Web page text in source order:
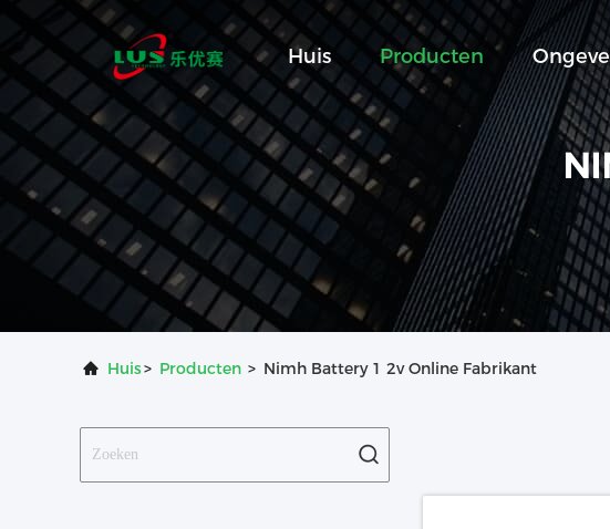
Huis Producten
Huis> Producten > Nimh Battery 1 2v Online Fabrikant